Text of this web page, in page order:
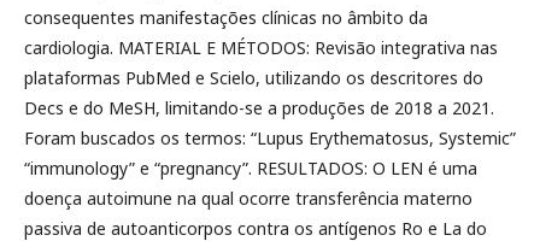
consequentes manifestações clínicas no âmbito da
cardiologia. MATERIAL E MÉTODOS: Revisão integrativa nas
plataformas PubMed e Scielo, utilizando os descritores do
Decs e do MeSH, limitando-se a produções de 2018 a 2021.
Foram buscados os termos: “Lupus Erythematosus, Systemic”
“immunology” e “pregnancy”. RESULTADOS: O LEN é uma
doença autoimune na qual ocorre transferência materno
passiva de autoanticorpos contra os antígenos Ro e La do